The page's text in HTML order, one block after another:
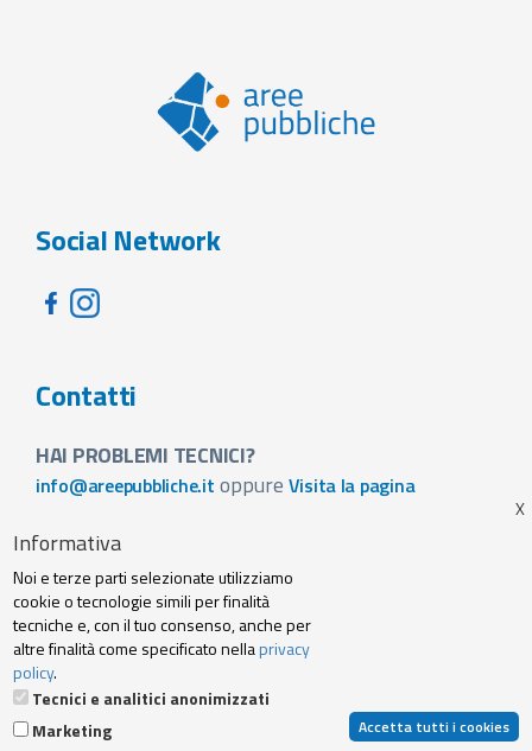
Social Network
Contatti
HAI PROBLEMI TECNICI?
info@areepubbliche.it oppure Visita la pagina
Visita la pagina
Footer
menu
Web agency Privacy policy e cookie
Termini Servizio
© 2019 Archibuzz Srl - Tutti i diritti riservati | P. IVA e C. Fiscale: 10707250014 |
Informativa
Noi e terze parti selezionate utilizziamo
cookie o tecnologie simili per finalità
tecniche e, con il tuo consenso, anche per
altre finalità come specificato nellaprivacy
policy.
Tecnici e analitici anonimizzati
Marketing
Accetta tutti i cookies